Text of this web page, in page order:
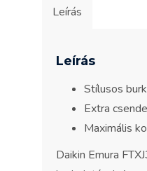
Leírás
Leírás
Stílusos
Extra
Maximális
Daikin Emura